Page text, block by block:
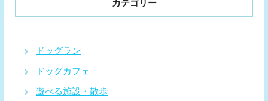
カテゴリー
ドッグラン
ドッグカフェ
遊べる施設・散歩